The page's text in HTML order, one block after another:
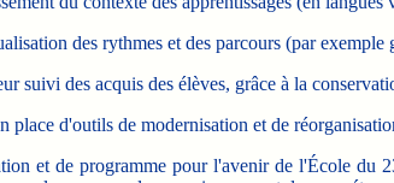
des rythmes et des parcours (par exemple
suivi des acquis des élèves, grâce à la
place d'outils de modernisation et de
et de programme pour l'avenir de l'École du